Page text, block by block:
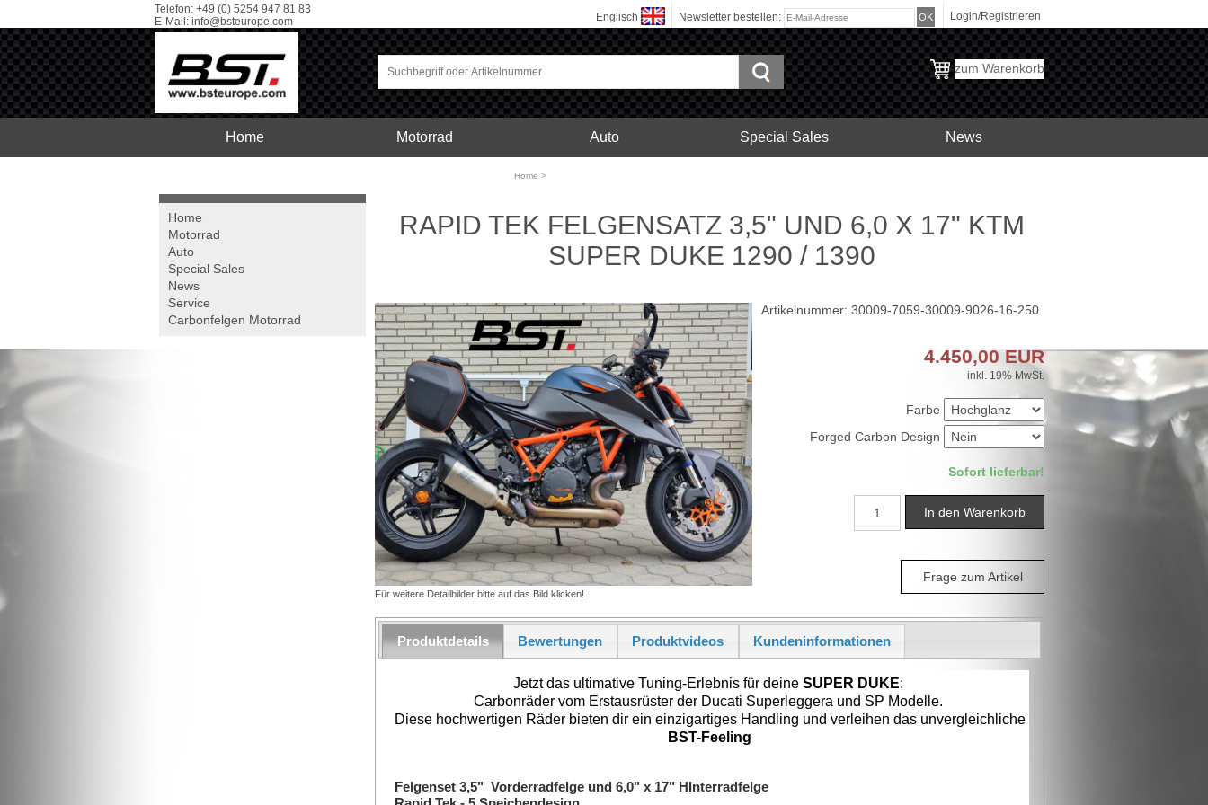
Telefon: +49 (0) 5254 947 81 83
E-Mail: info@bsteurope.com Login/Registrieren
Newsletter bestellen:
Englisch
zum Warenkorb
Home Motorrad Auto Special Sales News
Home >
RAPID TEK FELGENSATZ 3,5" UND 6,0 X 17" KTM
SUPER DUKE 1290 / 1390
Für weitere Detailbilder bitte auf das Bild klicken!
Artikelnummer: 30009-7059-30009-9026-16-250
4.450,00EUR
inkl. 19% MwSt.
Farbe
Forged Carbon Design
Sofort lieferbar!
Frage zum Artikel
Produktdetails Bewertungen Produktvideos Kundeninformationen
Jetzt das ultimative Tuning-Erlebnis für deine SUPER DUKE:
Carbonräder vom Erstausrüster der Ducati Superleggera und SP Modelle.
BST-Feeling
Felgenset 3,5" Vorderradfelge und 6,0" x 17" HInterradfelge
Home
Motorrad
Auto
Special Sales
News
Service
Carbonfelgen Motorrad